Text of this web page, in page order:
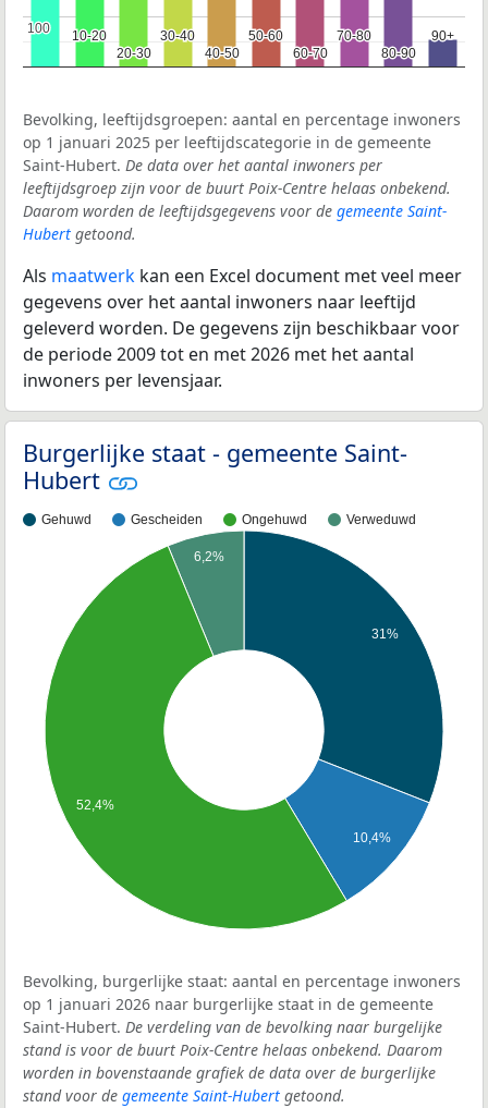
10-20
10-20
20-30
20-30
30-40
30-40
40-50
40-50
50-60
50-60
60-70
60-70
70-80
70-80
80-90
80-90
90+
90+
100
100
Bevolking, leeftijdsgroepen: aantal en percentage inwoners
op 1 januari 2025 per leeftijdscategorie in de gemeente
Saint-Hubert. De data over het aantal inwoners per
leeftijdsgroep zijn voor de buurt Poix-Centre helaas onbekend.
Daarom worden de leeftijdsgegevens voor de gemeente Saint-
Hubert getoond.
Als maatwerk kan een Excel document met veel meer
gegevens over het aantal inwoners naar leeftijd
geleverd worden. De gegevens zijn beschikbaar voor
de periode 2009 tot en met 2026 met het aantal
inwoners per levensjaar.
Burgerlijke staat - gemeente Saint-
Hubert
Gehuwd Gescheiden Ongehuwd Verweduwd
31%
10,4%
6,2%
52,4%
Bevolking, burgerlijke staat: aantal en percentage inwoners
op 1 januari 2026 naar burgerlijke staat in de gemeente
Saint-Hubert. De verdeling van de bevolking naar burgelijke
stand is voor de buurt Poix-Centre helaas onbekend. Daarom
worden in bovenstaande grafiek de data over de burgerlijke
stand voor de gemeente Saint-Hubert getoond.